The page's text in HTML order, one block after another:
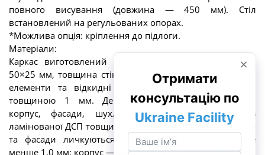
повного висування (довжина — 450 мм). Стіл
встановлений на регульованих опорах.
*Можлива опція: кріплення до підлоги.
Матеріали:
Каркас виготовлений із сталевої прямокутної труби
50×25 мм, товщина стінки — не менше 1,2 мм. Бокові
елементи та відкидні дверцята — листовий метал
товщиною 1 мм. Деревинні елементи (стільниця,
корпус, фасади, шухляди, полиці) виготовлені з
ламінованої ДСП товщиною не менше 18 мм. Стільниця
та фасади личкуються крайкою ПВХ товщиною не
менше 1,0 мм; корпус — крайкою ПВХ не менше 0,5 мм.